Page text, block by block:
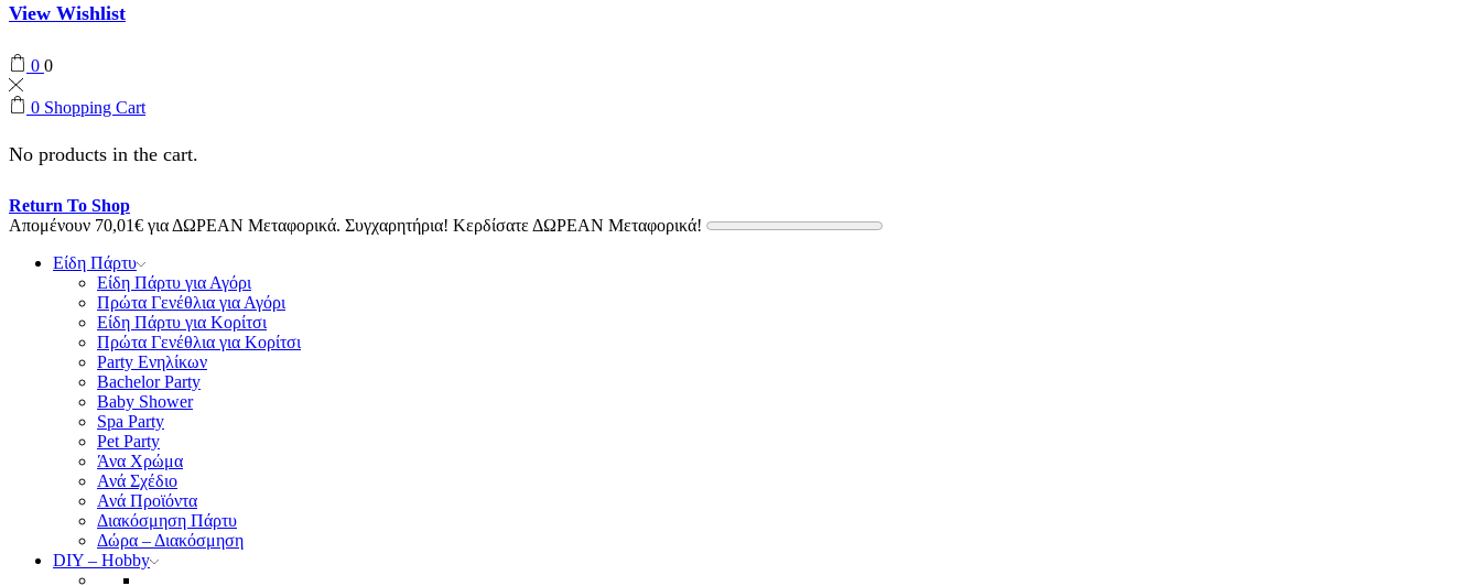
View Wishlist
0 0
0 Shopping Cart
No products in the cart.
Return To Shop
Απομένουν 70,01€ για ΔΩΡΕΑΝ Μεταφορικά. Συγχαρητήρια! Κερδίσατε ΔΩΡΕΑΝ Μεταφορικά!
Είδη Πάρτυ
Είδη Πάρτυ για Αγόρι
Πρώτα Γενέθλια για Αγόρι
Είδη Πάρτυ για Κορίτσι
Πρώτα Γενέθλια για Κορίτσι
Party Ενηλίκων
Bachelor Party
Baby Shower
Spa Party
Pet Party
Άνα Χρώμα
Ανά Σχέδιο
Ανά Προϊόντα
Διακόσμηση Πάρτυ
Δώρα – Διακόσμηση
DIY – Hobby